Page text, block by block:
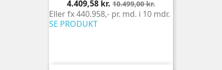
Pris
4.409,58 kr. Normalpris
10.499,00 kr.
Eller fx 440.958,- pr. md. i 10 mdr.
SE PRODUKT